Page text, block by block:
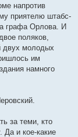
напротив
приятелю штабс-
графа Орлова. И
поляков,
двух молодых
им
намного
за теми, кто
Да и кое-какие